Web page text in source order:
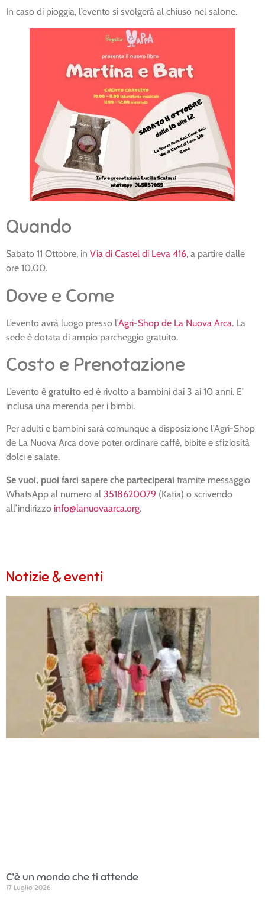
In caso di pioggia, l’evento si svolgerà al chiuso nel salone.
Quando
Sabato 11 Ottobre, in Via di Castel di Leva 416, a partire dalle
ore 10.00.
Dove e Come
L’evento avrà luogo presso l’Agri-Shop de La Nuova Arca. La
sede è dotata di ampio parcheggio gratuito.
Costo e Prenotazione
L’evento è gratuito ed è rivolto a bambini dai 3 ai 10 anni. E’
inclusa una merenda per i bimbi.
Per adulti e bambini sarà comunque a disposizione l’Agri-Shop
de La Nuova Arca dove poter ordinare caffè, bibite e sfiziosità
dolci e salate.
Se vuoi, puoi farci sapere che parteciperai tramite messaggio
WhatsApp al numero al 3518620079 (Katia) o scrivendo
all’indirizzo info@lanuovaarca.org.
Notizie & eventi
C’è un mondo che ti attende
17 Luglio 2026